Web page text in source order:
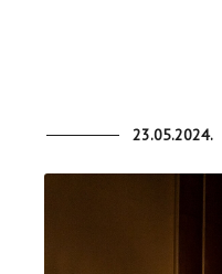
23.05.2024.